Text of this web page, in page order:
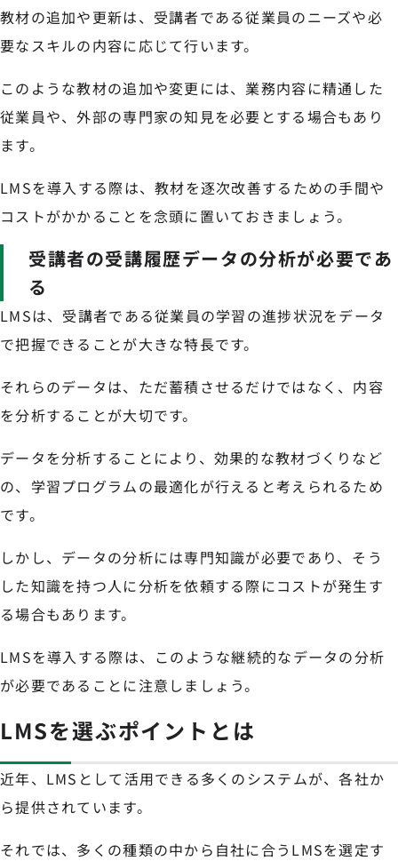
教材の追加や更新は、受講者である従業員のニーズや必
要なスキルの内容に応じて行います。
このような教材の追加や変更には、業務内容に精通した
従業員や、外部の専門家の知見を必要とする場合もあり
ます。
LMSを導入する際は、教材を逐次改善するための手間や
コストがかかることを念頭に置いておきましょう。
受講者の受講履歴データの分析が必要であ
る
LMSは、受講者である従業員の学習の進捗状況をデータ
で把握できることが大きな特長です。
それらのデータは、ただ蓄積させるだけではなく、内容
を分析することが大切です。
データを分析することにより、効果的な教材づくりなど
の、学習プログラムの最適化が行えると考えられるため
です。
しかし、データの分析には専門知識が必要であり、そう
した知識を持つ人に分析を依頼する際にコストが発生す
る場合もあります。
LMSを導入する際は、このような継続的なデータの分析
が必要であることに注意しましょう。
LMSを選ぶポイントとは
近年、LMSとして活用できる多くのシステムが、各社か
ら提供されています。
それでは、多くの種類の中から自社に合うLMSを選定す